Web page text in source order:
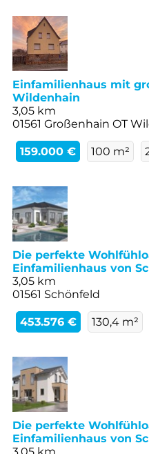
Einfamilienhaus mit
Wildenhain
3,05 km
01561 Großenhain OT
159.000 € 100 m²
Die perfekte
Einfamilienhaus von
3,05 km
01561 Schönfeld
453.576 € 130,4 m²
Die perfekte
Einfamilienhaus von
3,05 km